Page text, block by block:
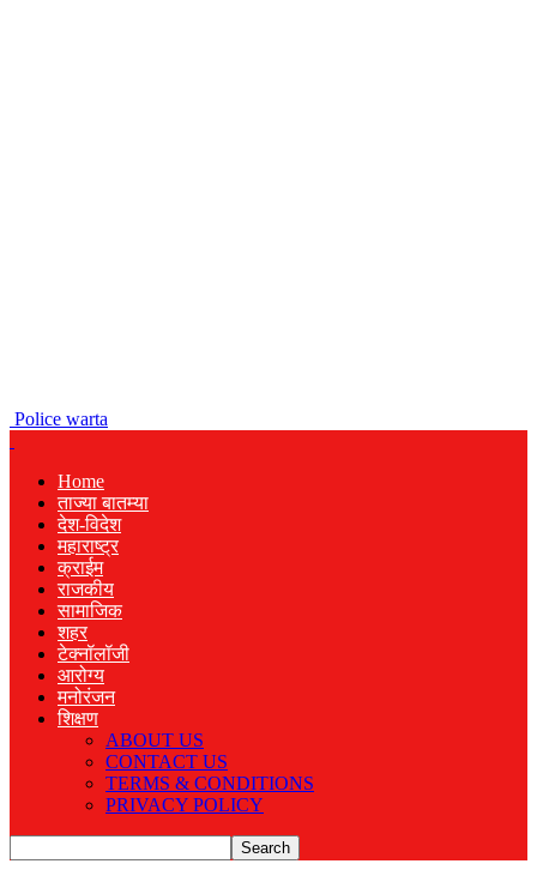
Police warta
Home
ताज्या बातम्या
देश-विदेश
महाराष्ट्र
क्राईम
राजकीय
सामाजिक
शहर
टेक्नॉलॉजी
आरोग्य
मनोरंजन
शिक्षण
ABOUT US
CONTACT US
TERMS & CONDITIONS
PRIVACY POLICY